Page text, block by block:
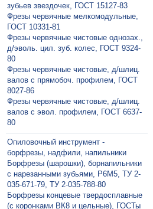
зубьев звездочек, ГОСТ 15127-83
Фрезы червячные мелкомодульные,
ГОСТ 10331-81
Фрезы червячные чистовые однозах.,
д/эволь. цил. зуб. колес, ГОСТ 9324-
80
Фрезы червячные чистовые, д/шлиц.
валов с прямобоч. профилем, ГОСТ
8027-86
Фрезы червячные чистовые, д/шлиц.
валов с эвол. профилем, ГОСТ 6637-
80
Опиловочный инструмент -
борфрезы, надфили, напильники
Борфрезы (шарошки), борнапильники
с нарезанными зубьями, Р6М5, ТУ 2-
035-671-79, ТУ 2-035-788-80
Борфрезы концевые твердосплавные
(с коронками ВК8 и цельные), ГОСТы